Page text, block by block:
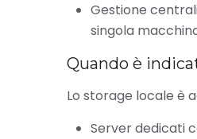
Gestione
singola
Quando è
Lo storage locale è
Server dedicati